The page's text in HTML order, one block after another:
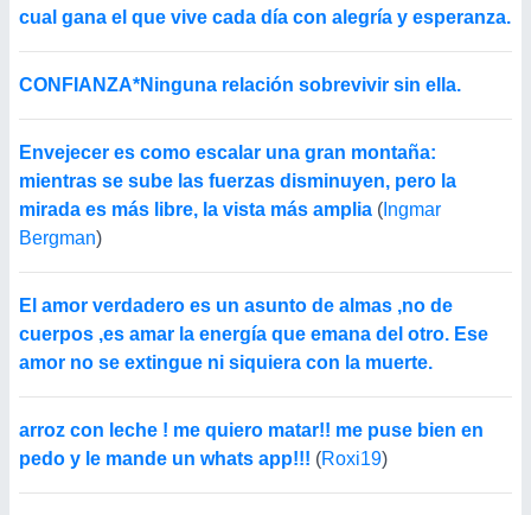
cual gana el que vive cada día con alegría y esperanza.
CONFIANZA*Ninguna relación sobrevivir sin ella.
Envejecer es como escalar una gran montaña:
mientras se sube las fuerzas disminuyen, pero la
mirada es más libre, la vista más amplia ( Ingmar
Bergman)
El amor verdadero es un asunto de almas ,no de
cuerpos ,es amar la energía que emana del otro. Ese
amor no se extingue ni siquiera con la muerte.
arroz con leche ! me quiero matar!! me puse bien en
pedo y le mande un whats app!!! (Roxi19)